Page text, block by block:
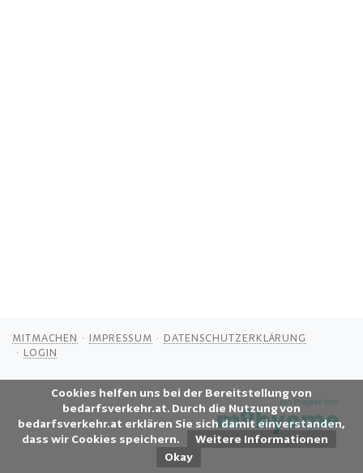
Cookies helfen uns bei der Bereitstellung von
bedarfsverkehr.at. Durch die Nutzung von
bedarfsverkehr.at erklären Sie sich damit einverstanden,
dass wir Cookies speichern.
Weitere Informationen
MITMACHEN IMPRESSUM
DATENSCHUTZERKLÄRUNG
LOGIN